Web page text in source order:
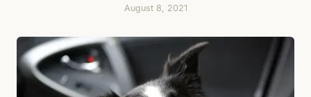
August 8, 2021